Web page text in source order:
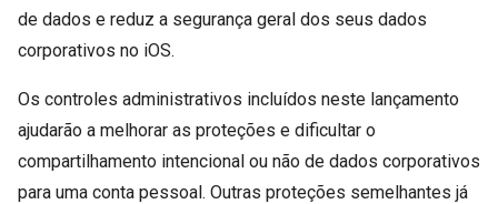
de dados e reduz a segurança geral dos seus dados
corporativos no iOS.
Os controles administrativos incluídos neste lançamento
ajudarão a melhorar as proteções e dificultar o
compartilhamento intencional ou não de dados corporativos
para uma conta pessoal. Outras proteções semelhantes já